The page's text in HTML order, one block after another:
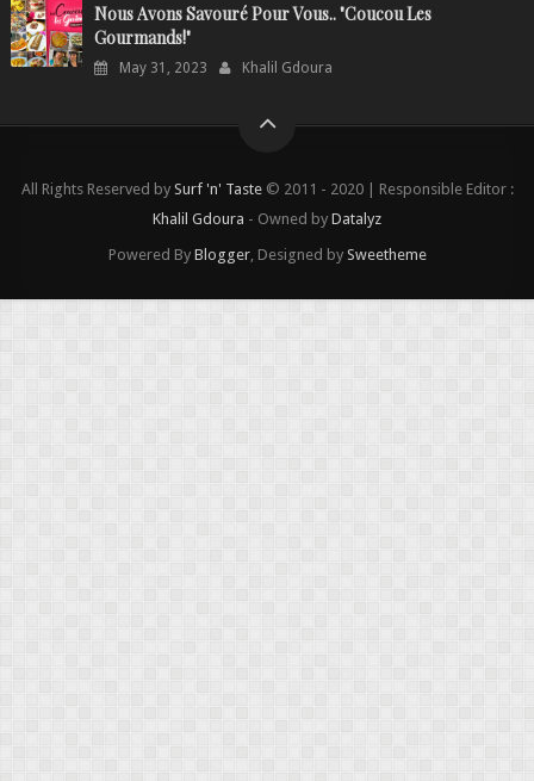
Nous Avons Savouré Pour Vous.. "Coucou Les
Gourmands!"
May 31, 2023 Khalil Gdoura
All Rights Reserved by Surf 'n' Taste© 2011 - 2020 | Responsible Editor :
Khalil Gdoura - Owned by Datalyz
Powered By Blogger, Designed by Sweetheme